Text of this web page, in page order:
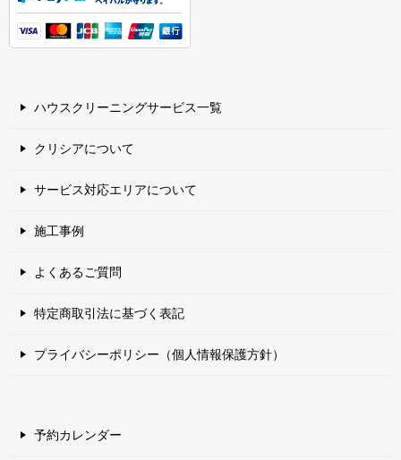
ハウスクリーニングサービス一覧
クリシアについて
サービス対応エリアについて
施工事例
よくあるご質問
特定商取引法に基づく表記
プライバシーポリシー（個人情報保護方針）
予約カレンダー